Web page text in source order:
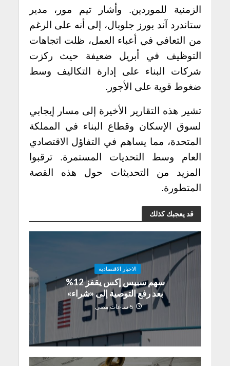
الزمنية للموردين. وأشار تيم مور، مدير
ستاندرد آند بورز جلوبال، إلى أنه على الرغم
من التعافي في أعباء العمل، ظلت اتجاهات
التوظيف في أبريل ضعيفة حيث ركزت
شركات البناء على إدارة التكاليف وسط
ضغوط قوية على الأجور.
تشير هذه التقارير الأخيرة إلى مسار إيجابي
لسوق الإسكان وقطاع البناء في المملكة
المتحدة، مما يساهم في التفاؤل الاقتصادي
العام وسط التحديات المستمرة. ترقبوا
المزيد من التحديثات حول هذه القصة
المتطورة.
قد يعجبك كذلك
الاخبار الاقتصادية
سهم سبيس إكس يقفز 12%
بعد رفع التوصية إلى «شراء»
5 ساعات مضى